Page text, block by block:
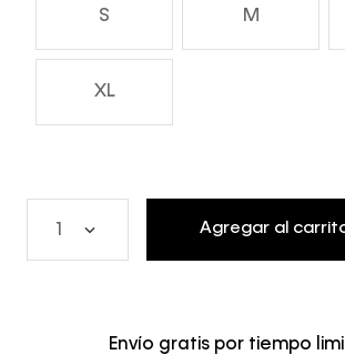
S M
XL
Agregar al
Envío gratis por tiempo